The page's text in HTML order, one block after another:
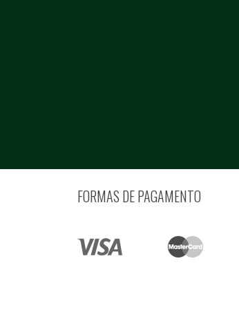
FORMAS DE PAGAMENTO